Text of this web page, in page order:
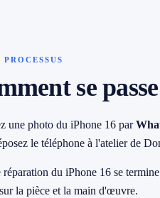
PROCESSUS
se
une photo du iPhone 16 par
le téléphone à l'atelier de
réparation du iPhone 16 se
sur la pièce et la main d'œuvre.